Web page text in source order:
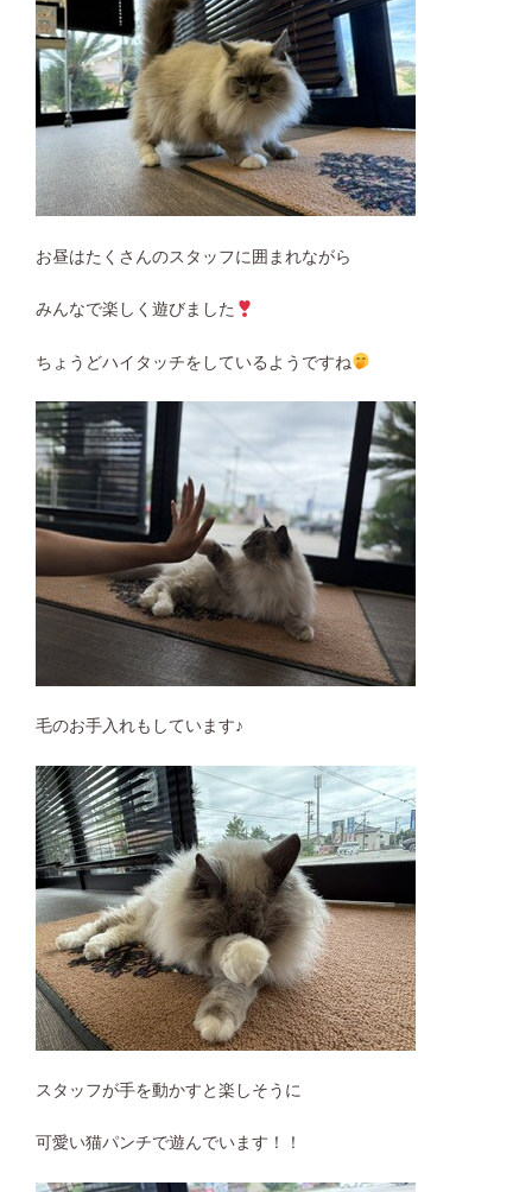
お昼はたくさんのスタッフに囲まれながら
みんなで楽しく遊びました
ちょうどハイタッチをしているようですね
毛のお手入れもしています♪
スタッフが手を動かすと楽しそうに
可愛い猫パンチで遊んでいます！！